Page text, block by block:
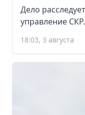
Дело
управление СКР.
18:03, 3 августа